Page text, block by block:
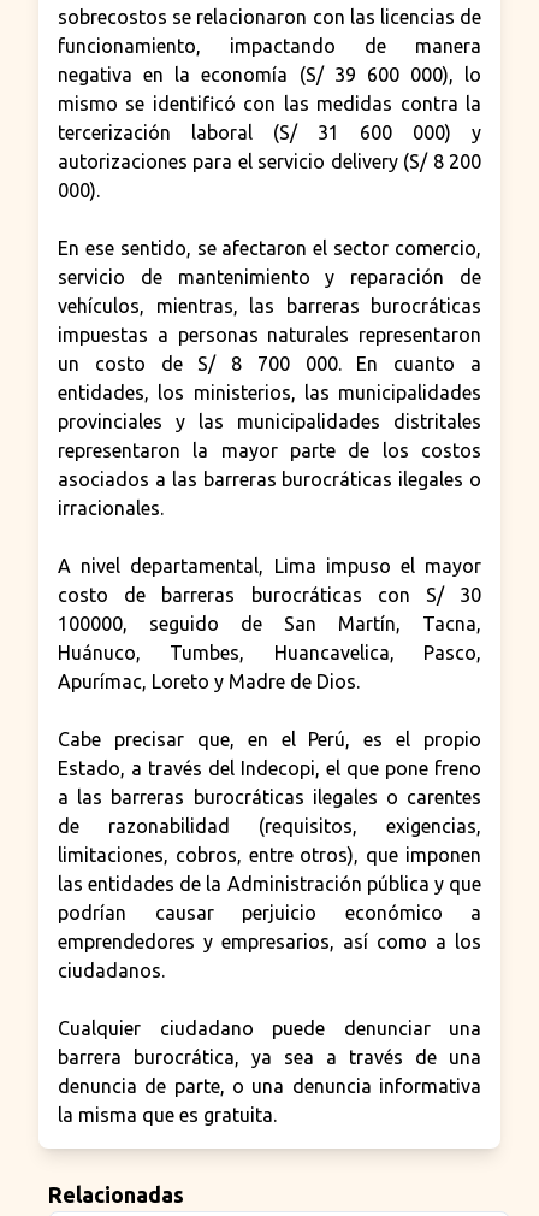
sobrecostos se relacionaron con las licencias de
funcionamiento, impactando de manera
negativa en la economía (S/ 39 600 000), lo
mismo se identificó con las medidas contra la
tercerización laboral (S/ 31 600 000) y
autorizaciones para el servicio delivery (S/ 8 200
000).
En ese sentido, se afectaron el sector comercio,
servicio de mantenimiento y reparación de
vehículos, mientras, las barreras burocráticas
impuestas a personas naturales representaron
un costo de S/ 8 700 000. En cuanto a
entidades, los ministerios, las municipalidades
provinciales y las municipalidades distritales
representaron la mayor parte de los costos
asociados a las barreras burocráticas ilegales o
irracionales.
A nivel departamental, Lima impuso el mayor
costo de barreras burocráticas con S/ 30
100000, seguido de San Martín, Tacna,
Huánuco, Tumbes, Huancavelica, Pasco,
Apurímac, Loreto y Madre de Dios.
Cabe precisar que, en el Perú, es el propio
Estado, a través del Indecopi, el que pone freno
a las barreras burocráticas ilegales o carentes
de razonabilidad (requisitos, exigencias,
limitaciones, cobros, entre otros), que imponen
las entidades de la Administración pública y que
podrían causar perjuicio económico a
emprendedores y empresarios, así como a los
ciudadanos.
Cualquier ciudadano puede denunciar una
barrera burocrática, ya sea a través de una
denuncia de parte, o una denuncia informativa
la misma que es gratuita.
Relacionadas